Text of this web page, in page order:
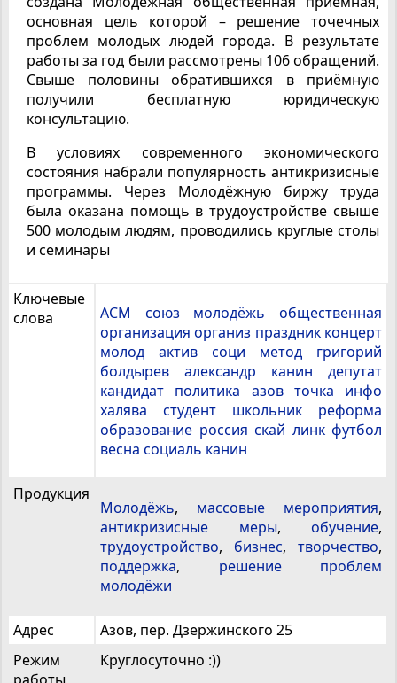
основная цель которой – решение точечных
проблем молодых людей города. В результате
работы за год были рассмотрены 106 обращений.
Свыше половины обратившихся в приёмную
получили бесплатную юридическую
консультацию.
В условиях современного экономического
состояния набрали популярность антикризисные
программы. Через Молодёжную биржу труда
была оказана помощь в трудоустройстве свыше
500 молодым людям, проводились круглые столы
и семинары
Ключевые
слова
АСМ союз молодёжь общественная
организация организ праздник концерт
молод актив соци метод григорий
болдырев александр канин депутат
кандидат политика азов точка инфо
халява студент школьник реформа
образование россия скай линк футбол
весна социаль канин
Продукция
Молодёжь, массовые мероприятия,
антикризисные меры, обучение,
трудоустройство, бизнес, творчество,
поддержка, решение проблем
молодёжи
Адрес
Азов, пер. Дзержинского 25
Режим
Круглосуточно :))